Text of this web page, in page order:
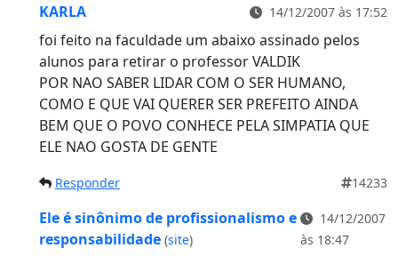
KARLA 14/12/2007 às 17:52
foi feito na faculdade um abaixo assinado pelos
alunos para retirar o professor VALDIK
POR NAO SABER LIDAR COM O SER HUMANO,
COMO E QUE VAI QUERER SER PREFEITO AINDA
BEM QUE O POVO CONHECE PELA SIMPATIA QUE
ELE NAO GOSTA DE GENTE
Responder 14233
Ele é sinônimo de profissionalismo e
responsabilidade (site)
14/12/2007
às 18:47